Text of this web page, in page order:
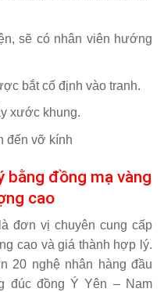
sẽ có nhân viên hướng
bắt cố định vào tranh.
xước khung.
đến vỡ kính
bằng đồng mạ vàng
cao
đơn vị chuyên cung cấp
cao và giá thành hợp lý.
20 nghệ nhân hàng đầu
đúc đồng Ý Yên – Nam